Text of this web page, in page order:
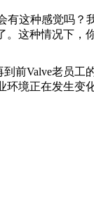
有这种感觉吗？
。这种情况下，
到前Valve老员
境正在发生变